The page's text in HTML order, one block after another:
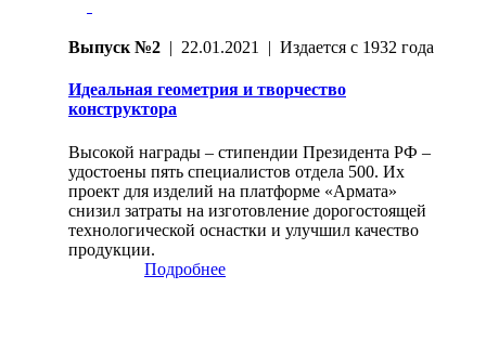
Выпуск №2 | 22.01.2021 | Издается с 1932 года
Идеальная геометрия и творчество
конструктора
Высокой награды – стипендии Президента РФ –
удостоены пять специалистов отдела 500. Их
проект для изделий на платформе «Армата»
снизил затраты на изготовление дорогостоящей
технологической оснастки и улучшил качество
продукции.
Подробнее